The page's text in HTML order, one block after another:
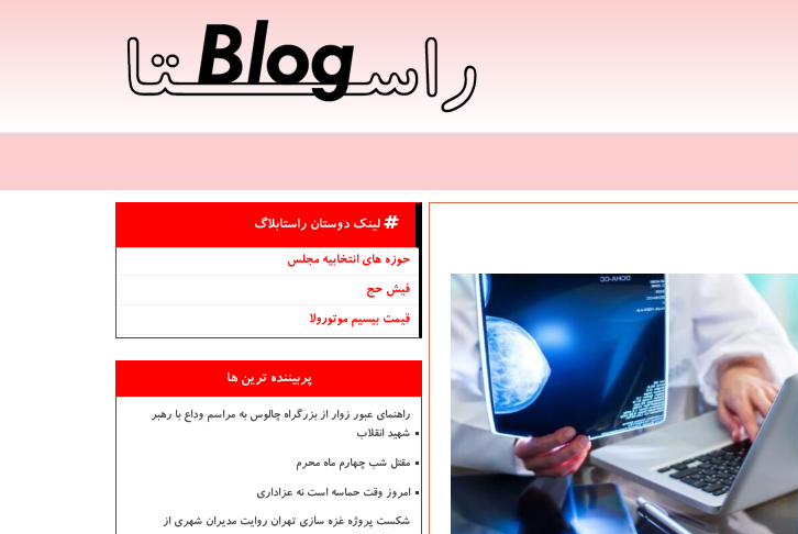
لینک دوستان راستابلاگ
حوزه های انتخابیه مجلس
فیش حج
قیمت بیسیم موتورولا
پربیننده ترین ها
راهنمای عبور زوار از بزرگراه چالوس به مراسم وداع با رهبر
شهید انقلاب
مقتل شب چهارم ماه محرم
امروز وقت حماسه است نه عزاداری
شکست پروژه غزه سازی تهران روایت مدیران شهری از